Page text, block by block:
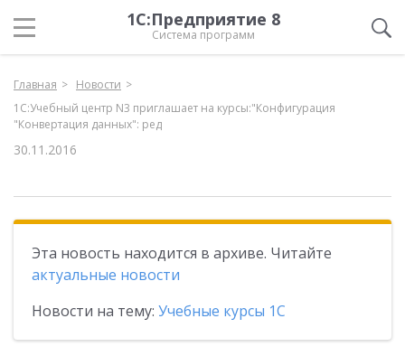
1С:Предприятие 8
Система программ
Главная
Новости
1С:Учебный центр N3 приглашает на курсы:"Конфигурация
"Конвертация данных": ред
30.11.2016
Эта новость находится в архиве. Читайте
актуальные новости
Новости на тему: Учебные курсы 1С